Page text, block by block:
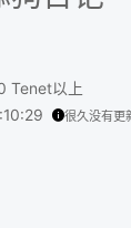
Tenet以上
很久没有更